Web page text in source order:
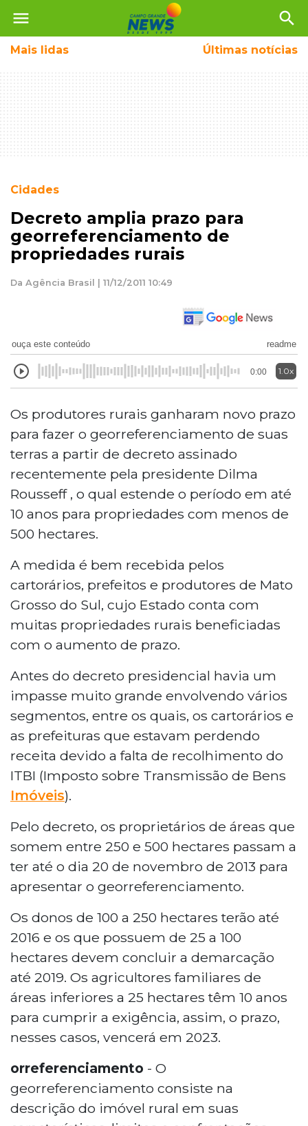
menu search
Mais lidas Últimas notícias
Cidades
Decreto amplia prazo para
georreferenciamento de
propriedades rurais
Da Agência Brasil | 11/12/2011 10:49
ouça este conteúdo readme
0:00 1.0x
Os produtores rurais ganharam novo prazo
para fazer o georreferenciamento de suas
terras a partir de decreto assinado
recentemente pela presidente Dilma
Rousseff , o qual estende o período em até
10 anos para propriedades com menos de
500 hectares.
A medida é bem recebida pelos
cartorários, prefeitos e produtores de Mato
Grosso do Sul, cujo Estado conta com
muitas propriedades rurais beneficiadas
com o aumento de prazo.
Antes do decreto presidencial havia um
impasse muito grande envolvendo vários
segmentos, entre os quais, os cartorários e
as prefeituras que estavam perdendo
receita devido a falta de recolhimento do
ITBI (Imposto sobre Transmissão de Bens
Imóveis).
Pelo decreto, os proprietários de áreas que
somem entre 250 e 500 hectares passam a
ter até o dia 20 de novembro de 2013 para
apresentar o georreferenciamento.
Os donos de 100 a 250 hectares terão até
2016 e os que possuem de 25 a 100
hectares devem concluir a demarcação
até 2019. Os agricultores familiares de
áreas inferiores a 25 hectares têm 10 anos
para cumprir a exigência, assim, o prazo,
nesses casos, vencerá em 2023.
orreferenciamento - O
georreferenciamento consiste na
descrição do imóvel rural em suas